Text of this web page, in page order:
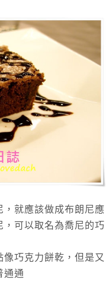
就應該做成布朗尼應
可以取名為喬尼的巧
巧克力餅乾，但是又
通通